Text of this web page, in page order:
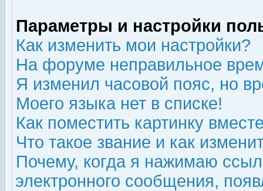
Параметры и настройки
Как изменить мои настройки?
На форуме неправильное
Я изменил часовой пояс, но
Моего языка нет в списке!
Как поместить картинку
Что такое звание и как
Почему, когда я нажимаю
электронного сообщения,